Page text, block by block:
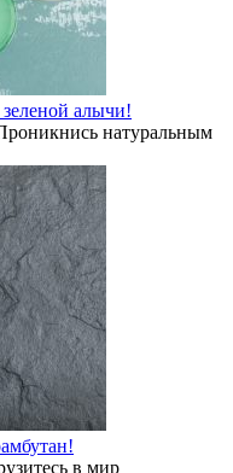
алычи!
натуральным
в мир